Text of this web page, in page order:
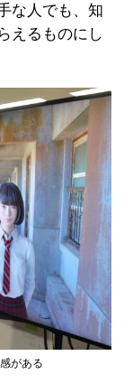
な人でも、知
えるものにし
がある